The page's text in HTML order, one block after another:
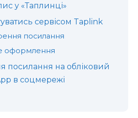
у «Таплинці»
сервісом Taplink
посилання
оформлення
посилання на обліковий
в соцмережі